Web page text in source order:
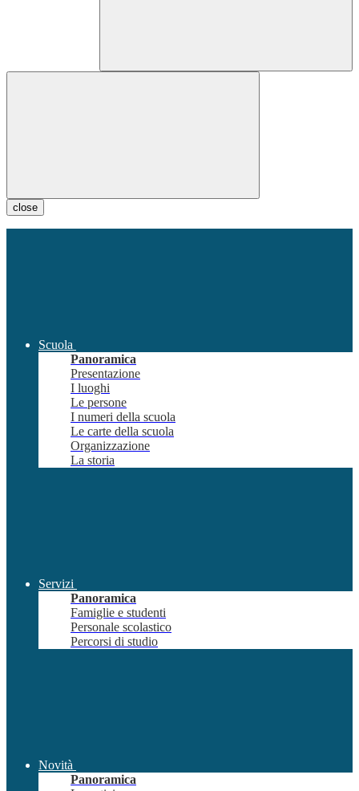
close
Scuola
Panoramica
Presentazione
I luoghi
Le persone
I numeri della scuola
Le carte della scuola
Organizzazione
La storia
Servizi
Panoramica
Famiglie e studenti
Personale scolastico
Percorsi di studio
Novità
Panoramica